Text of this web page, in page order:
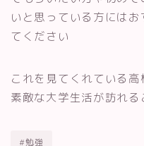
いと思っている方には
てください
これを見てくれている
素敵な大学生活が訪れ
#勉強